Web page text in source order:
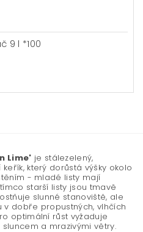
9 l *100
Lime' je stálezelený,
který dorůstá výšky okolo
- mladé listy mají
starší listy jsou tmavě
slunné stanoviště, ale
dobře propustných, vlhčích
optimální růst vyžaduje
a mrazivými větry.